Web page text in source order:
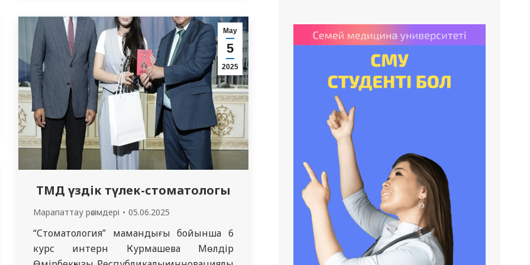
Председатель Правления – Ректор
Дюсупов А.А.
Мау
5
2025
ТМД үздік түлек-стоматологы
Марапаттау рәсімдері 05.06.2025
“Стоматология” мамандығы бойынша 6
курс интерн Курмашева Мөлдір